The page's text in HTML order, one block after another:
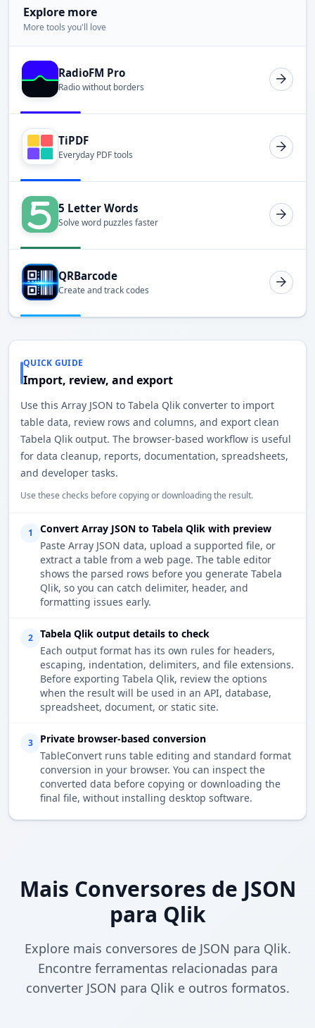
Explore more
More tools you'll love
RadioFM Pro
Radio without borders
TiPDF
Everyday PDF tools
5 Letter Words
Solve word puzzles faster
QRBarcode
Create and track codes
QUICK GUIDE
Import, review, and export
Use this Array JSON to Tabela Qlik converter to import
table data, review rows and columns, and export clean
Tabela Qlik output. The browser-based workflow is useful
for data cleanup, reports, documentation, spreadsheets,
and developer tasks.
Use these checks before copying or downloading the result.
1
Convert Array JSON to Tabela Qlik with preview
Paste Array JSON data, upload a supported file, or
extract a table from a web page. The table editor
shows the parsed rows before you generate Tabela
Qlik, so you can catch delimiter, header, and
formatting issues early.
2
Tabela Qlik output details to check
Each output format has its own rules for headers,
escaping, indentation, delimiters, and file extensions.
Before exporting Tabela Qlik, review the options
when the result will be used in an API, database,
spreadsheet, document, or static site.
3
Private browser-based conversion
TableConvert runs table editing and standard format
conversion in your browser. You can inspect the
converted data before copying or downloading the
final file, without installing desktop software.
Mais Conversores de JSON
para Qlik
Explore mais conversores de JSON para Qlik.
Encontre ferramentas relacionadas para
converter JSON para Qlik e outros formatos.